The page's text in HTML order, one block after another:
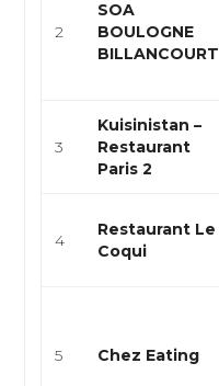
2
SOA
BOULOGNE
BILLANCOURT
3
Kuisinistan –
Restaurant
Paris 2
4
Restaurant Le
Coqui
5 Chez Eating